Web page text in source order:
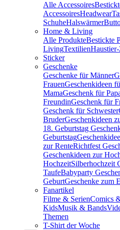
Alle Accessoires
AccessoiresHeadwear
SchuheHalswärmer
Home & Living
Alle ProdukteBestickte
LivingTextilien
Sticker
Geschenke
Geschenke für Männer
FrauenGeschenkideen
MamaGeschenk für
FreundinGeschenk für
Geschenk für Schwester
BruderGeschenkideen
18. Geburtstag
Geburtstag
zur RenteRichtfest
Geschenkideen zur
HochzeitSilberhochzeit
TaufeBabyparty
GeburtGeschenke zum
Fanartikel
Filme & SerienComics
KidsMusik & Bands
Themen
T-Shirt der Woche